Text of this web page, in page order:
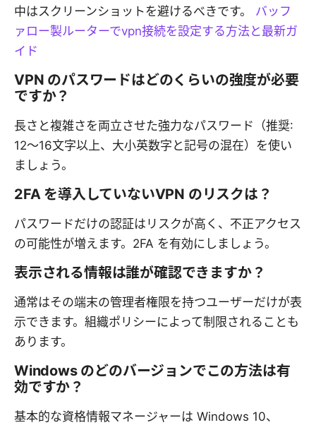
中はスクリーンショットを避けるべきです。 バッフ
ァロー製ルーターでvpn接続を設定する方法と最新ガ
イド
VPN のパスワードはどのくらいの強度が必要
ですか？
長さと複雑さを両立させた強力なパスワード（推奨:
12〜16文字以上、大小英数字と記号の混在）を使い
ましょう。
2FA を導入していないVPN のリスクは？
パスワードだけの認証はリスクが高く、不正アクセス
の可能性が増えます。2FA を有効にしましょう。
表示される情報は誰が確認できますか？
通常はその端末の管理者権限を持つユーザーだけが表
示できます。組織ポリシーによって制限されることも
あります。
Windows のどのバージョンでこの方法は有
効ですか？
基本的な資格情報マネージャーは Windows 10、